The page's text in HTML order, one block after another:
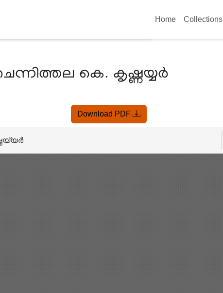
Home Collections
കെ. കൃഷ്ണയ്യർ
Download PDF